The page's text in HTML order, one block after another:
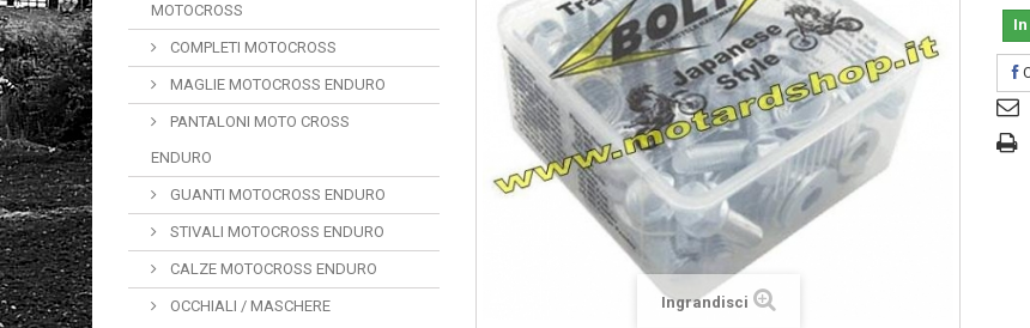
MOTOCROSS
COMPLETI MOTOCROSS
MAGLIE MOTOCROSS ENDURO
PANTALONI MOTO CROSS
ENDURO
GUANTI MOTOCROSS ENDURO
STIVALI MOTOCROSS ENDURO
CALZE MOTOCROSS ENDURO
OCCHIALI / MASCHERE
Ingrandisci